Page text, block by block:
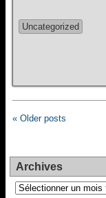
Uncategorized
« Older posts
Archives
Archives